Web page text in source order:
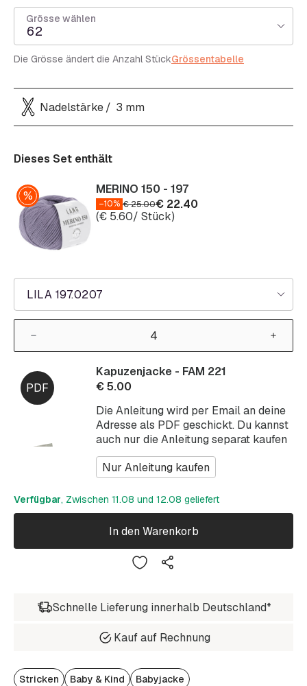
Grösse wählen
62
Die Grösse ändert die Anzahl StückGrössentabelle
Nadelstärke 3 mm
Dieses Set enthält
LILA 197.0207
MERINO 150 - 197
–10% €25.00€ 22.40
(€ 5.60/ Stück)
Die Anleitung wird per Email an deine
Adresse als PDF geschickt. Du kannst
auch nur die Anleitung separat kaufen
Nur Anleitung kaufen
Kapuzenjacke - FAM 221
€5.00
Verfügbar, Zwischen 11.08 und 12.08 geliefert
In den Warenkorb
Schnelle Lieferung innerhalb Deutschland*
Kauf auf Rechnung
Stricken Baby & Kind Babyjacke